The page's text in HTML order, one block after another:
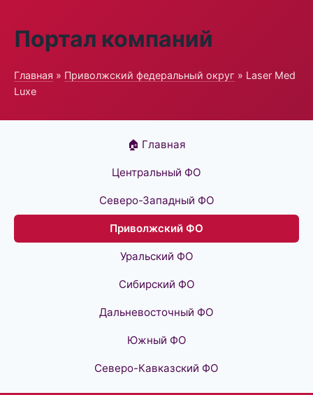
Портал компаний
Главная » Приволжский федеральный округ » Laser Med
Luxe
🏠 Главная
Центральный ФО
Северо-Западный ФО
Приволжский ФО
Уральский ФО
Сибирский ФО
Дальневосточный ФО
Южный ФО
Северо-Кавказский ФО